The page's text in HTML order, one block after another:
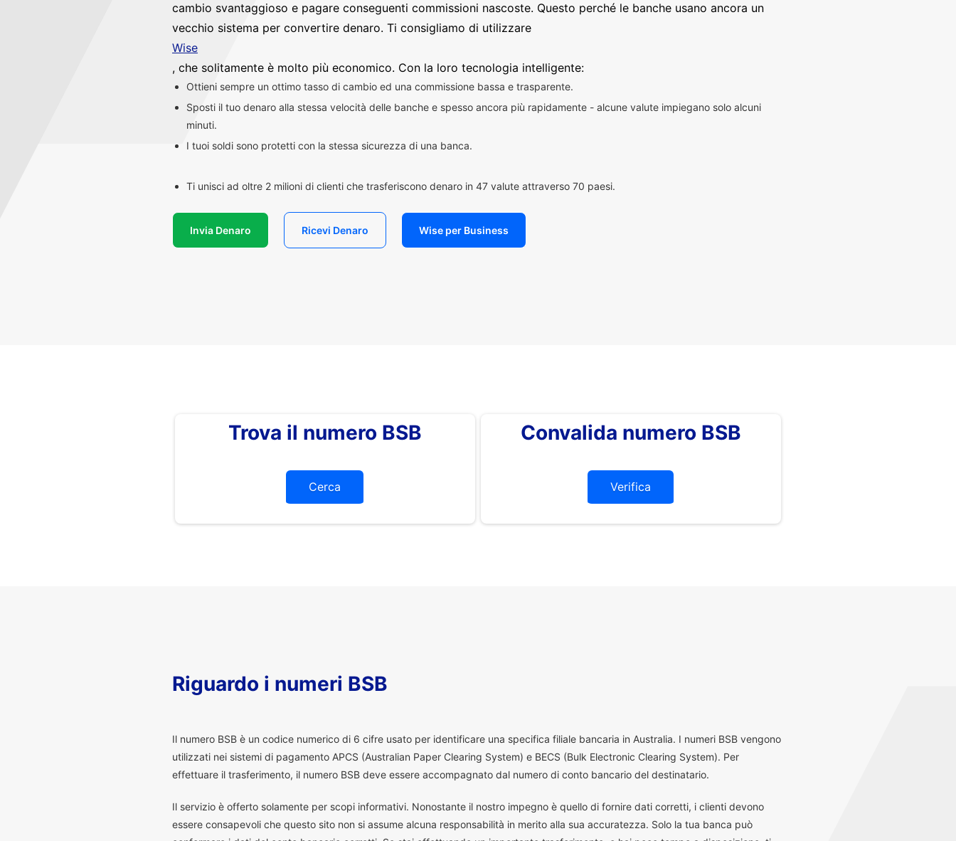
cambio svantaggioso e pagare conseguenti commissioni nascoste. Questo perché le banche usano ancora un
vecchio sistema per convertire denaro. Ti consigliamo di utilizzare
Wise
, che solitamente è molto più economico. Con la loro tecnologia intelligente:
Ottieni sempre un ottimo tasso di cambio ed una commissione bassa e trasparente.
Sposti il tuo denaro alla stessa velocità delle banche e spesso ancora più rapidamente - alcune valute impiegano solo alcuni
minuti.
I tuoi soldi sono protetti con la stessa sicurezza di una banca.
Ti unisci ad oltre 2 milioni di clienti che trasferiscono denaro in 47 valute attraverso 70 paesi.
Invia Denaro Ricevi Denaro Wise per Business
Trova il numero BSB
Cerca
Convalida numero BSB
Verifica
Riguardo i numeri BSB
Il numero BSB è un codice numerico di 6 cifre usato per identificare una specifica filiale bancaria in Australia. I numeri BSB vengono
utilizzati nei sistemi di pagamento APCS (Australian Paper Clearing System) e BECS (Bulk Electronic Clearing System). Per
effettuare il trasferimento, il numero BSB deve essere accompagnato dal numero di conto bancario del destinatario.
Il servizio è offerto solamente per scopi informativi. Nonostante il nostro impegno è quello di fornire dati corretti, i clienti devono
essere consapevoli che questo sito non si assume alcuna responsabilità in merito alla sua accuratezza. Solo la tua banca può